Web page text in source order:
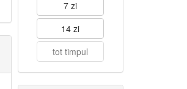
7 zi
14 zi
tot timpul